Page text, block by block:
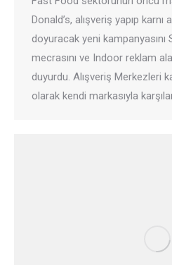
Donald’s, alışveriş yapıp karnı
doyuracak yeni kampanyasını
mecrasını ve Indoor reklam
duyurdu. Alışveriş Merkezleri
olarak kendi markasıyla